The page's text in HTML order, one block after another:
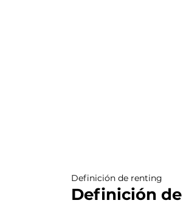
Definición de renting
Definición